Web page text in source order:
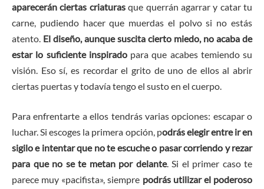
aparecerán ciertas criaturasque querrán agarrar y catar tu
carne, pudiendo hacer que muerdas el polvo si no estás
atento. El diseño, aunque suscita cierto miedo, no acaba de
estar lo suficiente inspiradopara que acabes temiendo su
visión. Eso sí, es recordar el grito de uno de ellos al abrir
ciertas puertas y todavía tengo el susto en el cuerpo.
Para enfrentarte a ellos tendrás varias opciones: escapar o
luchar. Si escoges la primera opción, podrás elegir entre ir en
sigilo e intentar que no te escuche o pasar corriendo y rezar
para que no se te metan por delante. Si el primer caso te
parece muy «pacifista», siempre podrás utilizar el poderoso